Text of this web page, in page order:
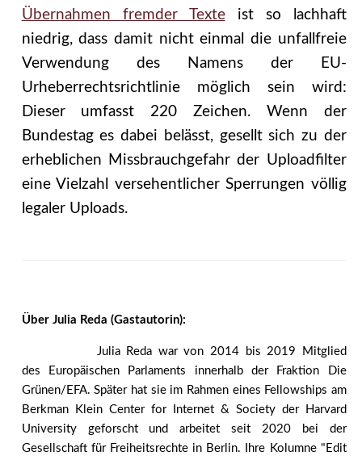
Übernahmen fremder Texteist so lachhaft
niedrig, dass damit nicht einmal die unfallfreie
Verwendung des Namens der EU-
Urheberrechtsrichtlinie möglich sein wird:
Dieser umfasst 220 Zeichen. Wenn der
Bundestag es dabei belässt, gesellt sich zu der
erheblichen Missbrauchgefahr der Uploadfilter
eine Vielzahl versehentlicher Sperrungen völlig
legaler Uploads.
Über Julia Reda (Gastautorin):
Julia Reda war von 2014 bis 2019 Mitglied
des Europäischen Parlaments innerhalb der Fraktion Die
Grünen/EFA. Später hat sie im Rahmen eines Fellowships am
Berkman Klein Center for Internet & Society der Harvard
University geforscht und arbeitet seit 2020 bei der
Gesellschaft für Freiheitsrechte in Berlin. Ihre Kolumne "Edit